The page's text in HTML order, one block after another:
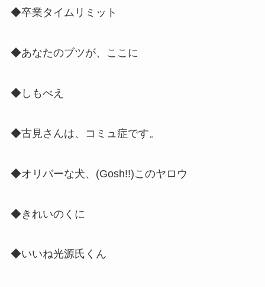
◆卒業タイムリミット
◆あなたのブツが、ここに
◆しもべえ
◆古見さんは、コミュ症です。
◆オリバーな犬、(Gosh!!)このヤロウ
◆きれいのくに
◆いいね光源氏くん